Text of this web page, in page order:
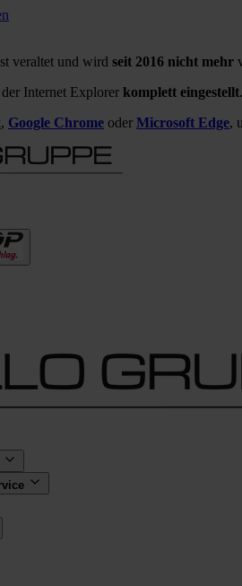
veraltet und wird seit 2016 nicht mehr
Internet Explorer komplett eingestellt.
, Google Chrome oder Microsoft Edge,